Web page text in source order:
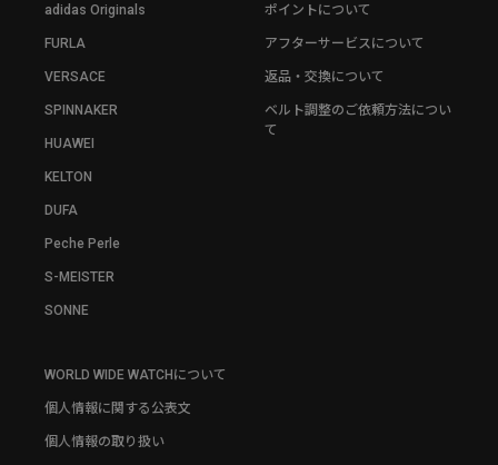
adidas Originals
FURLA
VERSACE
SPINNAKER
HUAWEI
KELTON
DUFA
Peche Perle
S-MEISTER
SONNE
ポイントについて
アフターサービスについて
返品・交換について
ベルト調整のご依頼方法につい
て
WORLD WIDE WATCHについて
個人情報に関する公表文
個人情報の取り扱い